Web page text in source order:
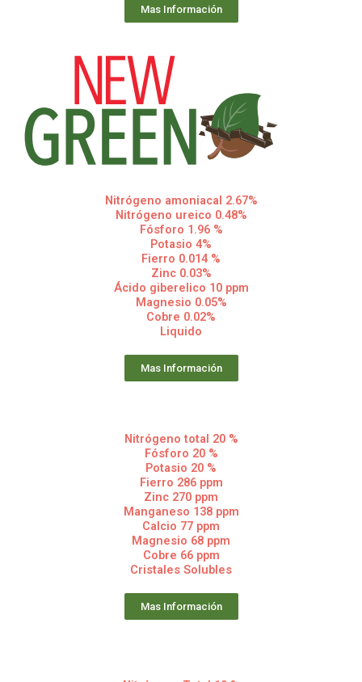
Mas Información
Nitrógeno amoniacal 2.67%
Nitrógeno ureico 0.48%
Fósforo 1.96 %
Potasio 4%
Fierro 0.014 %
Zinc 0.03%
Ácido giberelico 10 ppm
Magnesio 0.05%
Cobre 0.02%
Liquido
Mas Información
Nitrógeno total 20 %
Fósforo 20 %
Potasio 20 %
Fierro 286 ppm
Zinc 270 ppm
Manganeso 138 ppm
Calcio 77 ppm
Magnesio 68 ppm
Cobre 66 ppm
Cristales Solubles
Mas Información